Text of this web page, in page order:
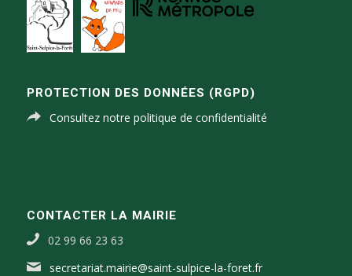
PROTECTION DES DONNÉES (RGPD)
Consultez notre politique de confidentialité
CONTACTER LA MAIRIE
02 99 66 23 63
secretariat.mairie@saint-sulpice-la-foret.fr